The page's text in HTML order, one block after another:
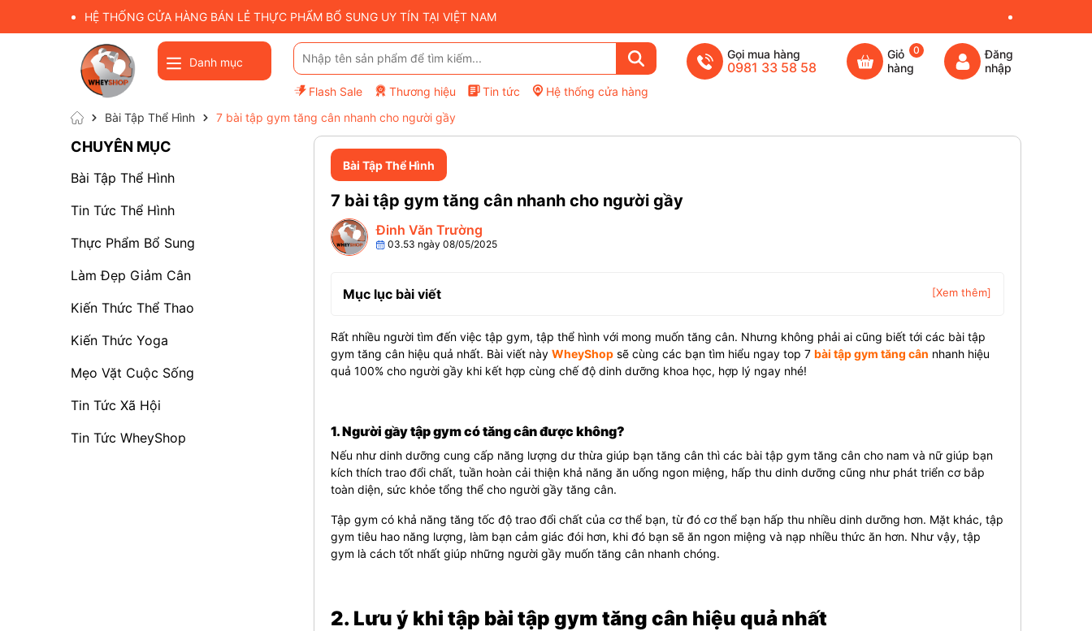
HỆ THỐNG CỬA HÀNG BÁN LẺ THỰC PHẨM BỔ SUNG UY TÍN TẠI VIỆT NAM
Danh mục
Flash Sale Thương hiệu Tin tức Hệ thống cửa hàng
Gọi mua hàng
0981 33 58 58
Giỏ
hàng
0
Đăng
nhập
Bài Tập Thể Hình 7 bài tập gym tăng cân nhanh cho người gầy
Bài Tập Thể Hình
7 bài tập gym tăng cân nhanh cho người gầy
Đinh Văn Trường
03.53 ngày 08/05/2025
Mục lục bài viết [Xem thêm]
Rất nhiều người tìm đến việc tập gym, tập thể hình với mong muốn tăng cân. Nhưng không phải ai cũng biết tới các bài tập
gym tăng cân hiệu quả nhất. Bài viết này WheyShopsẽ cùng các bạn tìm hiểu ngay top 7 bài tập gym tăng cân nhanh hiệu
quả 100% cho người gầy khi kết hợp cùng chế độ dinh dưỡng khoa học, hợp lý ngay nhé!
1. Người gầy tập gym có tăng cân được không?
Nếu như dinh dưỡng cung cấp năng lượng dư thừa giúp bạn tăng cân thì các bài tập gym tăng cân cho nam và nữ giúp bạn
kích thích trao đổi chất, tuần hoàn cải thiện khả năng ăn uống ngon miệng, hấp thu dinh dưỡng cũng như phát triển cơ bắp
toàn diện, sức khỏe tổng thể cho người gầy tăng cân.
Tập gym có khả năng tăng tốc độ trao đổi chất của cơ thể bạn, từ đó cơ thể bạn hấp thu nhiều dinh dưỡng hơn. Mặt khác, tập
gym tiêu hao năng lượng, làm bạn cảm giác đói hơn, khi đó bạn sẽ ăn ngon miệng và nạp nhiều thức ăn hơn. Như vậy, tập
gym là cách tốt nhất giúp những người gầy muốn tăng cân nhanh chóng.
2. Lưu ý khi tập bài tập gym tăng cân hiệu quả nhất
CHUYÊN MỤC
Bài Tập Thể Hình
Tin Tức Thể Hình
Thực Phẩm Bổ Sung
Làm Đẹp Giảm Cân
Kiến Thức Thể Thao
Kiến Thức Yoga
Mẹo Vặt Cuộc Sống
Tin Tức Xã Hội
Tin Tức WheyShop